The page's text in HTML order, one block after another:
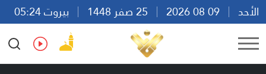
الأحد
بيروت 05:24
Ar
En Fr Es